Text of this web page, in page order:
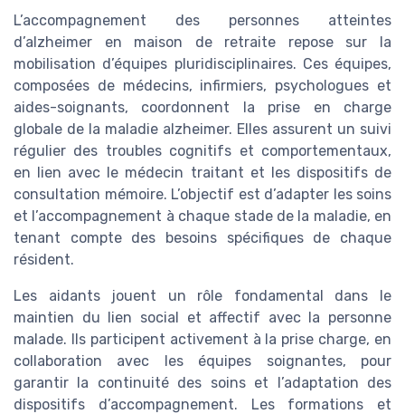
L’accompagnement des personnes atteintes
d’alzheimer en maison de retraite repose sur la
mobilisation d’équipes pluridisciplinaires. Ces équipes,
composées de médecins, infirmiers, psychologues et
aides-soignants, coordonnent la prise en charge
globale de la maladie alzheimer. Elles assurent un suivi
régulier des troubles cognitifs et comportementaux,
en lien avec le médecin traitant et les dispositifs de
consultation mémoire. L’objectif est d’adapter les soins
et l’accompagnement à chaque stade de la maladie, en
tenant compte des besoins spécifiques de chaque
résident.
Les aidants jouent un rôle fondamental dans le
maintien du lien social et affectif avec la personne
malade. Ils participent activement à la prise charge, en
collaboration avec les équipes soignantes, pour
garantir la continuité des soins et l’adaptation des
dispositifs d’accompagnement. Les formations et